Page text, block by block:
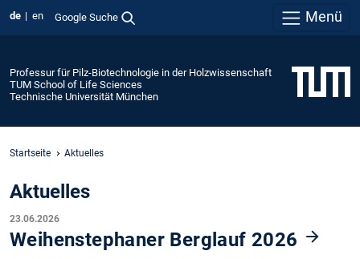
de en Google Suche Menü
Professur für Pilz-Biotechnologie in der Holzwissenschaft
TUM School of Life Sciences
Technische Universität München
Startseite Aktuelles
Aktuelles
23.06.2026
Weihenstephaner Berglauf 2026